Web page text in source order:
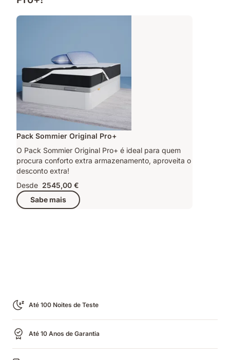
Pack Sommier Original Pro+
O Pack Sommier Original Pro+ é ideal para quem
procura conforto extra armazenamento, aproveita o
desconto extra!
Desde 2545,00 €
Sabe mais
Até 100 Noites de Teste
Até 10 Anos de Garantia